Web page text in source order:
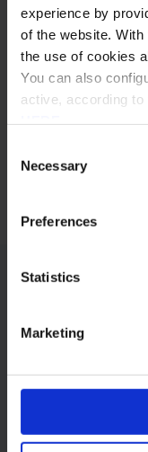
experience by
of the website.
the use of cookies
You can also
active, according
Selection
Necessary
Preferences
Statistics
Marketing
connosco para mais
Para mais
Anterior
Subscrever